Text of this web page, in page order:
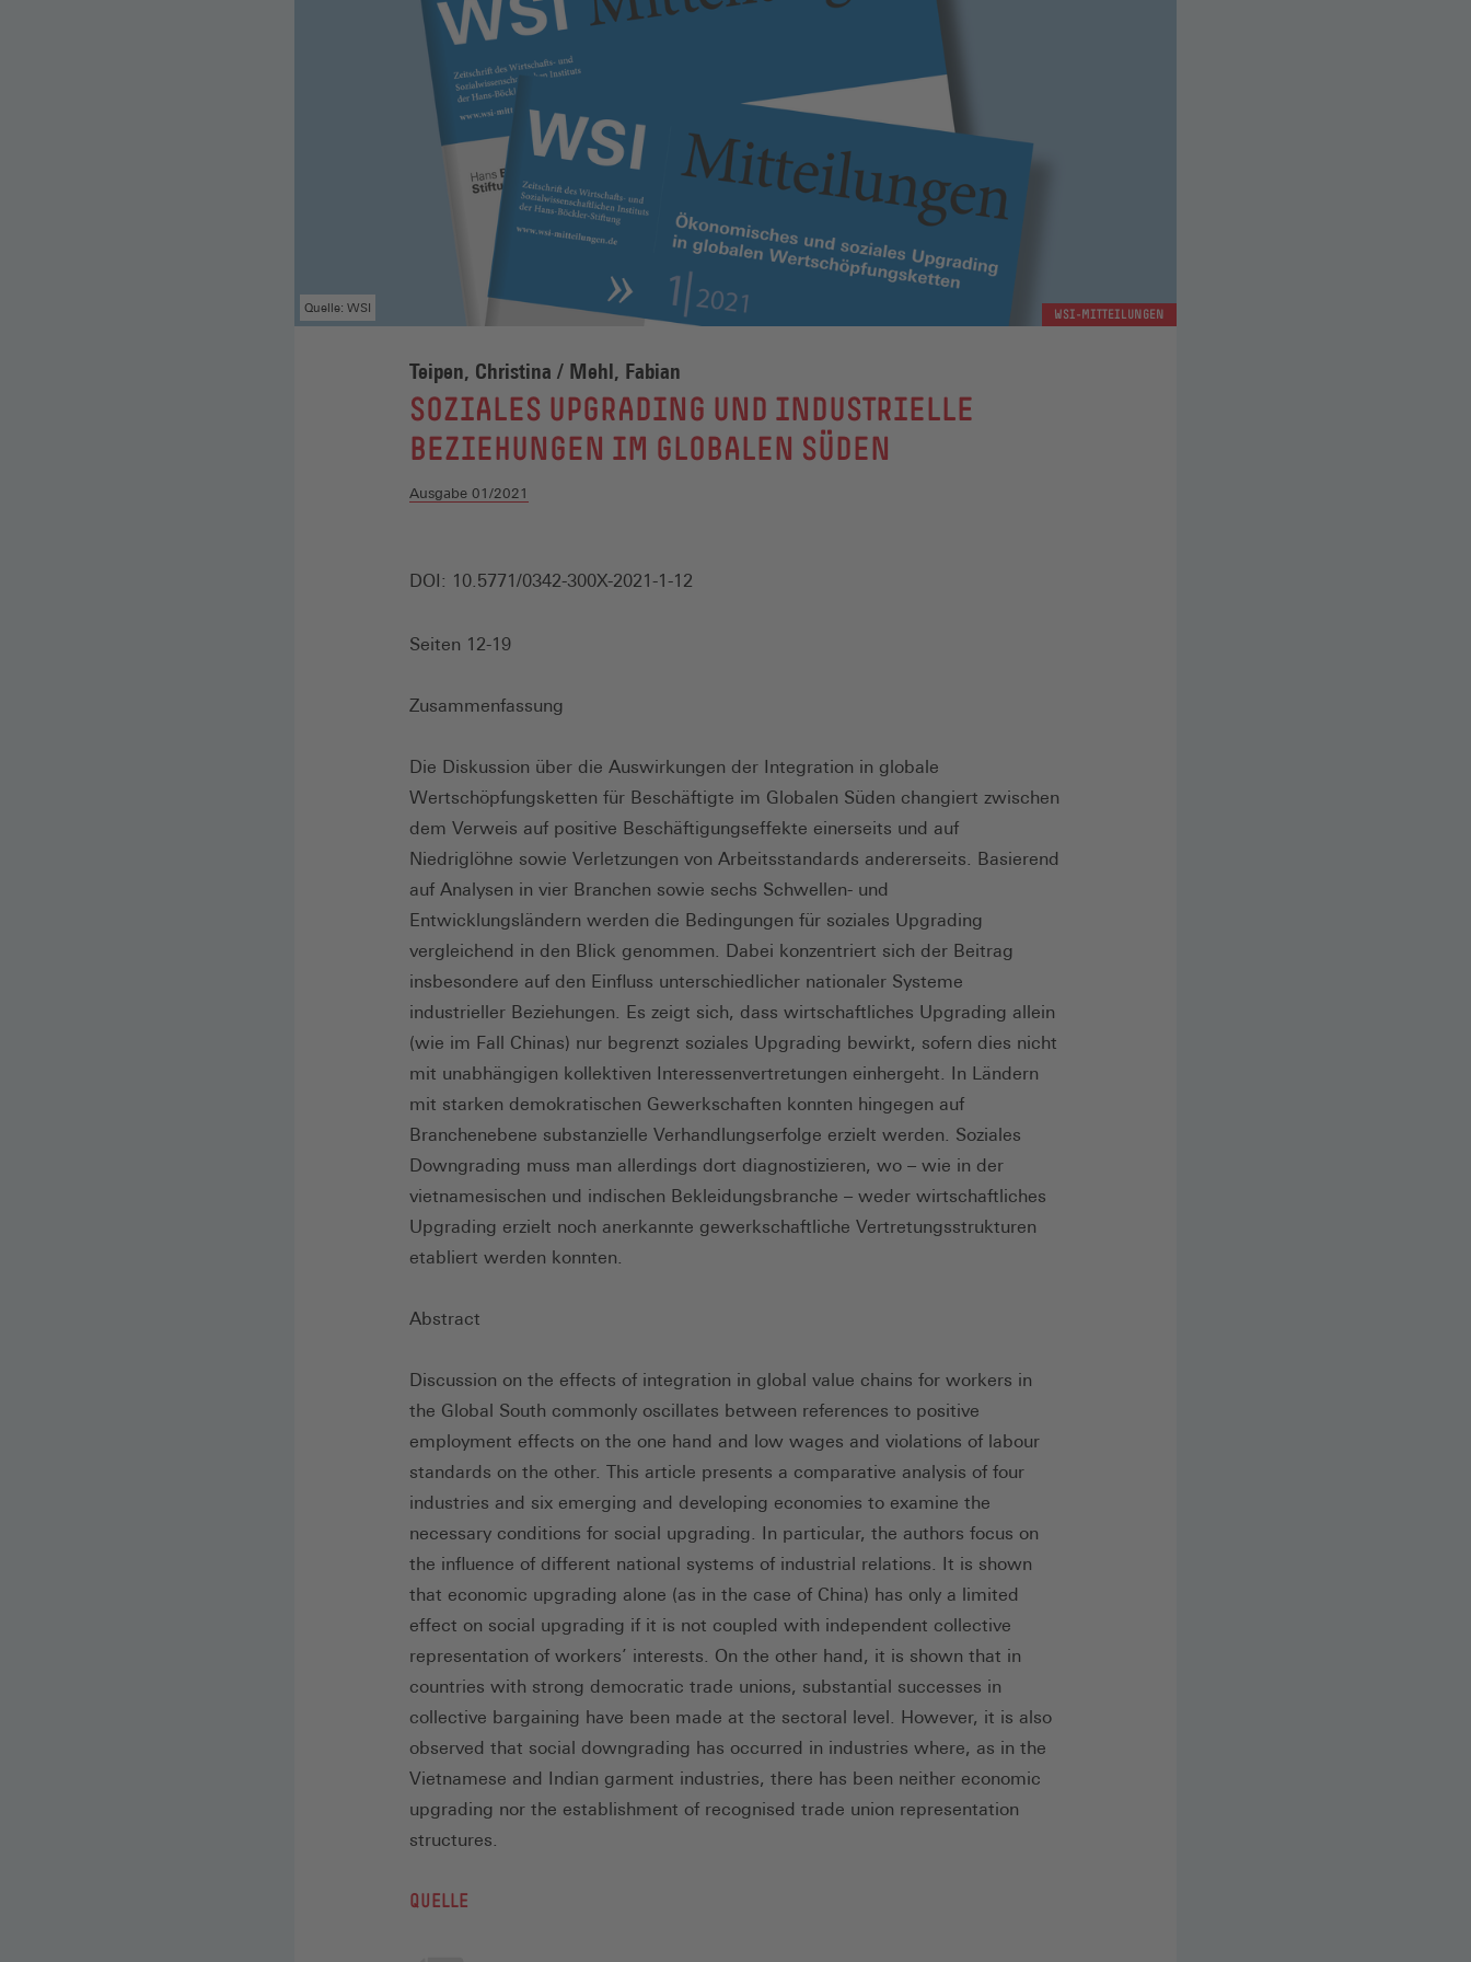
Quelle: WSI WSI-MITTEILUNGEN
Teipen, Christina / Mehl, Fabian
:
SOZIALES UPGRADING UND INDUSTRIELLE
BEZIEHUNGEN IM GLOBALEN SÜDEN
Ausgabe 01/2021
DOI: 10.5771/0342-300X-2021-1-12
Seiten 12-19
Zusammenfassung
Die Diskussion über die Auswirkungen der Integration in globale
Wertschöpfungsketten für Beschäftigte im Globalen Süden changiert zwischen
dem Verweis auf positive Beschäftigungseffekte einerseits und auf
Niedriglöhne sowie Verletzungen von Arbeitsstandards andererseits. Basierend
auf Analysen in vier Branchen sowie sechs Schwellen- und
Entwicklungsländern werden die Bedingungen für soziales Upgrading
vergleichend in den Blick genommen. Dabei konzentriert sich der Beitrag
insbesondere auf den Einfluss unterschiedlicher nationaler Systeme
industrieller Beziehungen. Es zeigt sich, dass wirtschaftliches Upgrading allein
(wie im Fall Chinas) nur begrenzt soziales Upgrading bewirkt, sofern dies nicht
mit unabhängigen kollektiven Interessenvertretungen einhergeht. In Ländern
mit starken demokratischen Gewerkschaften konnten hingegen auf
Branchenebene substanzielle Verhandlungserfolge erzielt werden. Soziales
Downgrading muss man allerdings dort diagnostizieren, wo – wie in der
vietnamesischen und indischen Bekleidungsbranche – weder wirtschaftliches
Upgrading erzielt noch anerkannte gewerkschaftliche Vertretungsstrukturen
etabliert werden konnten.
Abstract
Discussion on the effects of integration in global value chains for workers in
the Global South commonly oscillates between references to posi­tive
employment effects on the one hand and low wages and violations of labour
standards on the other. This article presents a comparative analysis of four
industries and six emerging and developing economies to examine the
necessary conditions for social upgrading. In particular, the authors focus on
the influence of different national systems of industrial relations. It is shown
that economic upgrading alone (as in the case of China) has only a limited
effect on social upgrading if it is not coupled with independent collective
representation of workers’ interests. On the other hand, it is shown that in
countries with strong democratic trade unions, substantial successes in
collective bargaining have been made at the sectoral level. However, it is also
observed that social downgrading has occurred in industries where, as in the
Vietnamese and Indian garment industries, there has been neither economic
upgrading nor the establishment of recognised trade union representation
structures.
QUELLE